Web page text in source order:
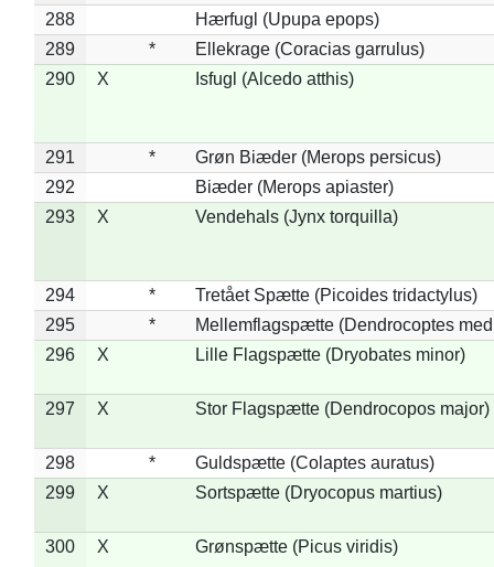
288
Hærfugl (Upupa epops)
289
*
Ellekrage (Coracias garrulus)
290
X Isfugl (Alcedo atthis)
291 *
Grøn Biæder (Merops persicus)
292
Biæder (Merops apiaster)
293
X Vendehals (Jynx torquilla)
294 *
Tretået Spætte (Picoides tridactylus)
295
*
Mellemflagspætte (Dendrocoptes
296
X Lille Flagspætte (Dryobates minor)
297 X Stor Flagspætte (Dendrocopos major)
298 *
Guldspætte (Colaptes auratus)
299
X Sortspætte (Dryocopus martius)
300 X Grønspætte (Picus viridis)